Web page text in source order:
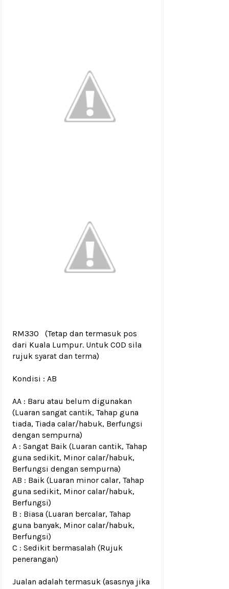
RM330
(Tetap dan termasuk pos
dari Kuala Lumpur. Untuk COD sila
rujuk syarat dan terma)
Kondisi : AB
AA : Baru atau belum digunakan
(Luaran sangat cantik, Tahap guna
tiada, Tiada calar/habuk, Berfungsi
dengan sempurna)
A : Sangat Baik (Luaran cantik, Tahap
guna sedikit, Minor calar/habuk,
Berfungsi dengan sempurna)
AB : Baik (Luaran minor calar, Tahap
guna sedikit, Minor calar/habuk,
Berfungsi)
B : Biasa (Luaran bercalar, Tahap
guna banyak, Minor calar/habuk,
Berfungsi)
C : Sedikit bermasalah (Rujuk
penerangan)
Jualan adalah termasuk (asasnya jika